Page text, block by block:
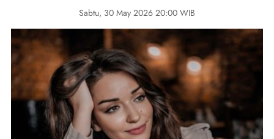
Sabtu, 30 May 2026 20:00 WIB